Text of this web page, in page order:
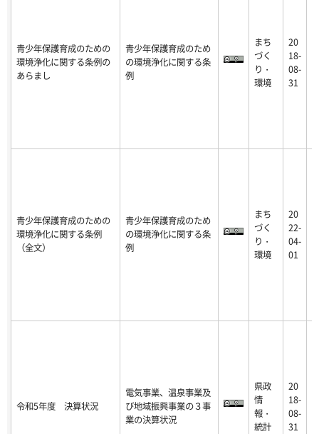
青少年保護育成のための
環境浄化に関する条例の
あらまし
青少年保護育成のため
の環境浄化に関する条
例
まち
づく
り・
環境
20
18-
08-
31
青少年保護育成のための
環境浄化に関する条例
（全文）
青少年保護育成のため
の環境浄化に関する条
例
まち
づく
り・
環境
20
22-
04-
01
令和5年度 決算状況
電気事業、温泉事業及
び地域振興事業の３事
業の決算状況
県政
情
報・
統計
20
18-
08-
31